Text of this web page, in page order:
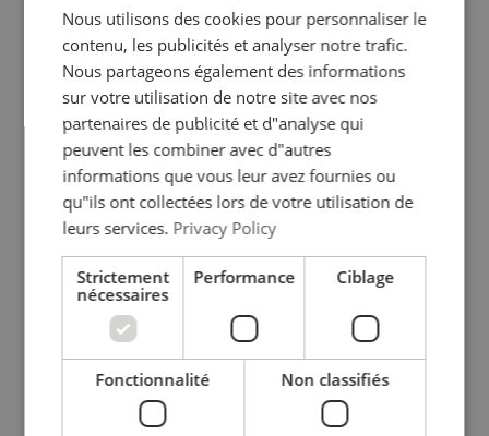
Nous utilisons des cookies pour personnaliser le
contenu, les publicités et analyser notre trafic.
Nous partageons également des informations
sur votre utilisation de notre site avec nos
partenaires de publicité et d"analyse qui
peuvent les combiner avec d"autres
informations que vous leur avez fournies ou
qu"ils ont collectées lors de votre utilisation de
leurs services. Privacy Policy
Strictement
nécessaires
Performance Ciblage
Fonctionnalité Non classifiés